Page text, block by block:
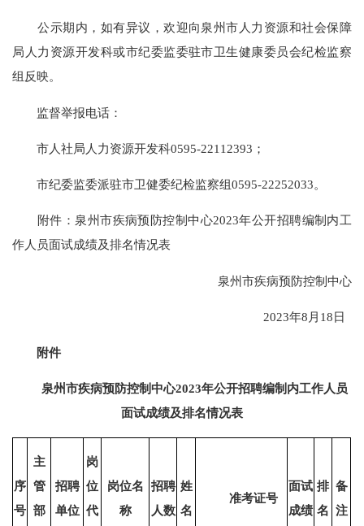
公示期内，如有异议，欢迎向泉州市人力资源和社会保障
局人力资源开发科或市纪委监委驻市卫生健康委员会纪检监察
组反映。
监督举报电话：
市人社局人力资源开发科0595-22112393；
市纪委监委派驻市卫健委纪检监察组0595-22252033。
附件：泉州市疾病预防控制中心2023年公开招聘编制内工
作人员面试成绩及排名情况表
泉州市疾病预防控制中心
2023年8月18日
附件
泉州市疾病预防控制中心2023年公开招聘编制内工作人员
面试成绩及排名情况表
序
号
主
管
部
招聘
单位
岗
位
代
岗位名
称
招聘
人数
姓
名
准考证号
面试
成绩
排
名
备
注